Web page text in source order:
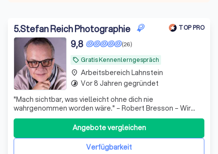
5.Stefan Reich Photographie TOP PRO
local_offer Gratis Kennenlerngespräch
(26)
9,8
"Mach sichtbar, was vielleicht ohne dich nie
wahrgenommen worden wäre." – Robert Bresson – Wir
sind Sonja und Stefan – ein Hochzeitsfotografenpaar von
der Hessischen Bergstraße, spezialisiert auf exklusive
Hochzeiten und zeitlose Bildwelten mit künstlerischem
Anspruch. Für uns ist eine Hochzeit ke
Verfügbarkeit
Angebote vergleichen
place Arbeitsbereich Lahnstein
timelapse Vor 8 Jahren gegründet